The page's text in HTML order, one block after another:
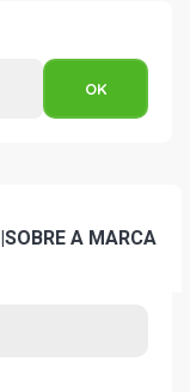
|SOBRE A MARCA